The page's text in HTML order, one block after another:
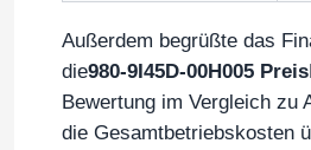
Mellanox -Kabel
Optischer Transceiver
Außerdem begrüßte das
die980-9I45D-00H005 Preis
Bewertung im Vergleich zu
die Gesamtbetriebskosten